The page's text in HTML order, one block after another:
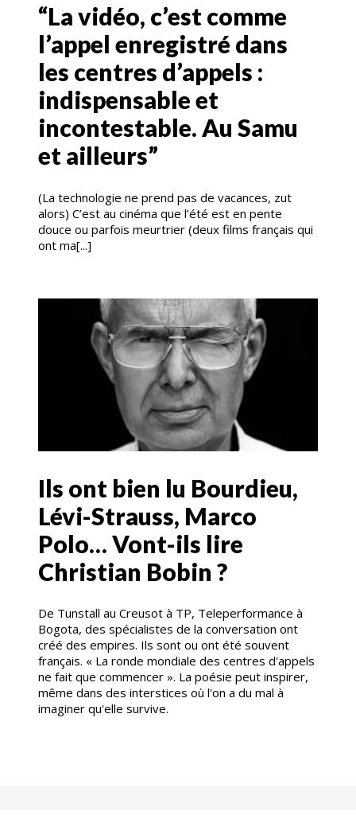
“La vidéo, c’est comme
l’appel enregistré dans
les centres d’appels :
indispensable et
incontestable. Au Samu
et ailleurs”
(La technologie ne prend pas de vacances, zut
alors) C’est au cinéma que l’été est en pente
douce ou parfois meurtrier (deux films français qui
ont ma[...]
Ils ont bien lu Bourdieu,
Lévi-Strauss, Marco
Polo… Vont-ils lire
Christian Bobin ?
De Tunstall au Creusot à TP, Teleperformance à
Bogota, des spécialistes de la conversation ont
créé des empires. Ils sont ou ont été souvent
français. « La ronde mondiale des centres d'appels
ne fait que commencer ». La poésie peut inspirer,
même dans des interstices où l'on a du mal à
imaginer qu'elle survive.